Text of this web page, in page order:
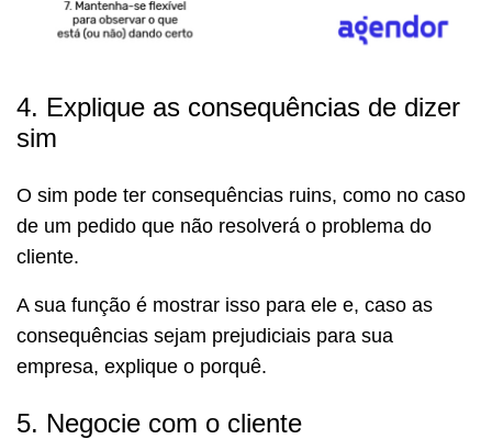
4. Explique as consequências de dizer
sim
O sim pode ter consequências ruins, como no caso
de um pedido que não resolverá o problema do
cliente.
A sua função é mostrar isso para ele e, caso as
consequências sejam prejudiciais para sua
empresa, explique o porquê.
5. Negocie com o cliente